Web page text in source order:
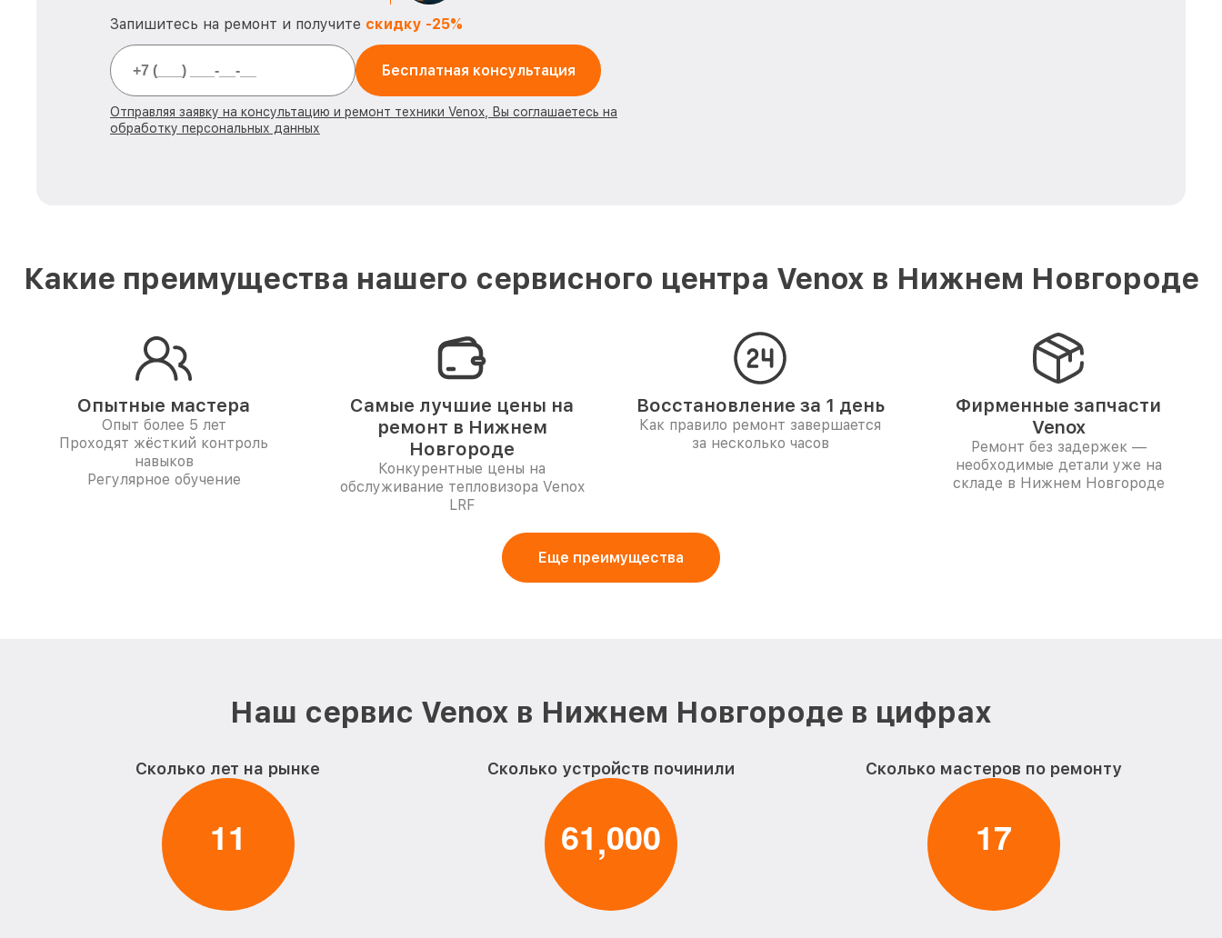
Запишитесь на ремонт и получите скидку -25%
Бесплатная консультация
Отправляя заявку на консультацию и ремонт техники Venox, Вы соглашаетесь на
обработку персональных данных
Какие преимущества нашего сервисного центра Venox в Нижнем Новгороде
Опытные мастера
Опыт более 5 лет
Проходят жёсткий контроль
навыков
Регулярное обучение
Самые лучшие цены на
ремонт в Нижнем
Новгороде
Конкурентные цены на
обслуживание тепловизора Venox
LRF
Восстановление за 1 день
Как правило ремонт завершается
за несколько часов
Фирменные запчасти
Venox
Ремонт без задержек —
необходимые детали уже на
складе в Нижнем Новгороде
Еще преимущества
Наш сервис Venox в Нижнем Новгороде в цифрах
Сколько лет на рынке
11
Сколько устройств починили
61,000
Сколько мастеров по ремонту
17